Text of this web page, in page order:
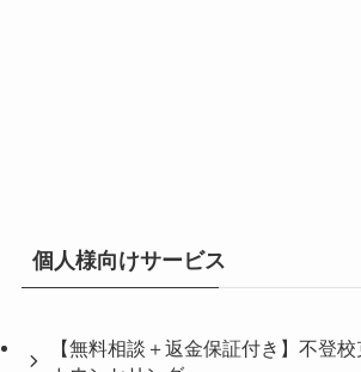
個人様向けサービス
【無料相談＋返金保証付き】不登